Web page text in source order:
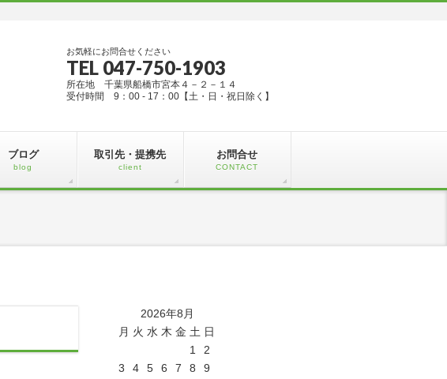
お気軽にお問合せください
TEL 047-750-1903
所在地 千葉県船橋市宮本４－２－１４
受付時間 9：00 - 17：00【土・日・祝日除く】
ブログ
blog
取引先・提携先
client
お問合せ
CONTACT
2026年8月
月 火 水 木 金 土 日
1
2
3
4 5 6 7 8
9